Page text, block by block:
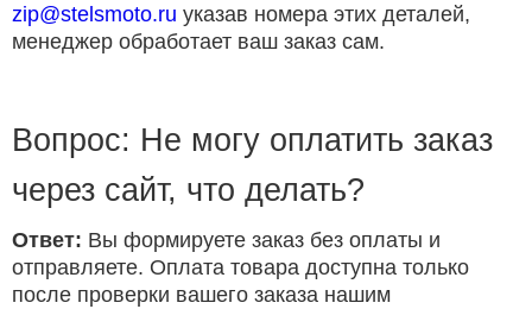
zip@stelsmoto.ru указав номера этих деталей,
менеджер обработает ваш заказ сам.
Вопрос: Не могу оплатить заказ
через сайт, что делать?
Ответ: Вы формируете заказ без оплаты и
отправляете. Оплата товара доступна только
после проверки вашего заказа нашим